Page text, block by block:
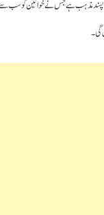
پسند مذہب ہے جس نے خواتین کو سب
گی۔